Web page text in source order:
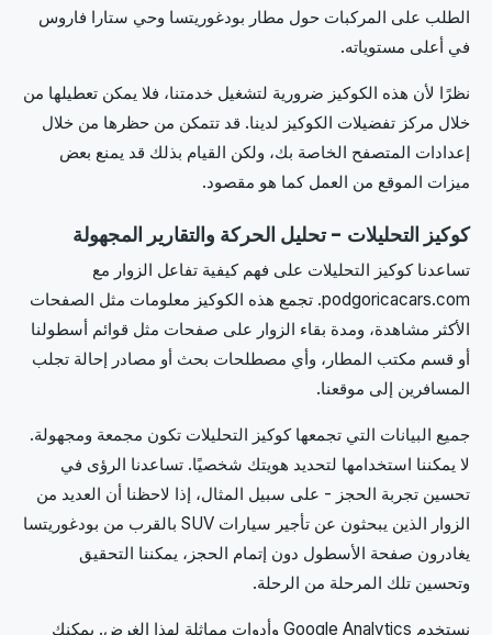
الطلب على المركبات حول مطار بودغوريتسا وحي ستارا فاروس
في أعلى مستوياته.
نظرًا لأن هذه الكوكيز ضرورية لتشغيل خدمتنا، فلا يمكن تعطيلها من
خلال مركز تفضيلات الكوكيز لدينا. قد تتمكن من حظرها من خلال
إعدادات المتصفح الخاصة بك، ولكن القيام بذلك قد يمنع بعض
ميزات الموقع من العمل كما هو مقصود.
كوكيز التحليلات - تحليل الحركة والتقارير المجهولة
تساعدنا كوكيز التحليلات على فهم كيفية تفاعل الزوار مع
podgoricacars.com. تجمع هذه الكوكيز معلومات مثل الصفحات
الأكثر مشاهدة، ومدة بقاء الزوار على صفحات مثل قوائم أسطولنا
أو قسم مكتب المطار، وأي مصطلحات بحث أو مصادر إحالة تجلب
المسافرين إلى موقعنا.
جميع البيانات التي تجمعها كوكيز التحليلات تكون مجمعة ومجهولة.
لا يمكننا استخدامها لتحديد هويتك شخصيًا. تساعدنا الرؤى في
تحسين تجربة الحجز - على سبيل المثال، إذا لاحظنا أن العديد من
الزوار الذين يبحثون عن تأجير سيارات SUV بالقرب من بودغوريتسا
يغادرون صفحة الأسطول دون إتمام الحجز، يمكننا التحقيق
وتحسين تلك المرحلة من الرحلة.
نستخدم Google Analytics وأدوات مماثلة لهذا الغرض. يمكنك